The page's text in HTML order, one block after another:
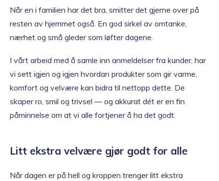
Når en i familien har det bra, smitter det gjerne over på
resten av hjemmet også. En god sirkel av omtanke,
nærhet og små gleder som løfter dagene.
I vårt arbeid med å samle inn anmeldelser fra kunder, har
vi sett igjen og igjen hvordan produkter som gir varme,
komfort og velvære kan bidra til nettopp dette. De
skaper ro, smil og trivsel — og akkurat dét er en fin
påminnelse om at vi alle fortjener å ha det godt.
Litt ekstra velvære gjør godt for alle
Når dagen er på hell og kroppen trenger litt ekstra